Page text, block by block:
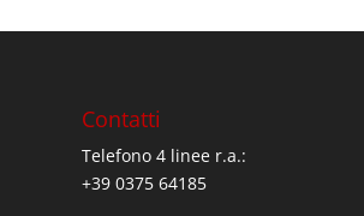
Contatti
Telefono 4 linee r.a.:
+39 0375 64185